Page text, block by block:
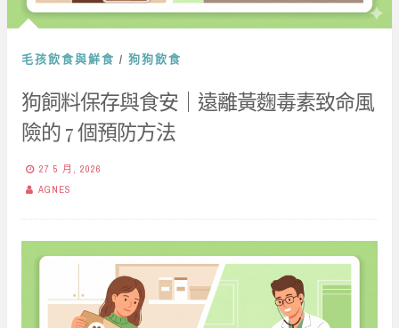
毛孩飲食與鮮食 / 狗狗飲食
狗飼料保存與食安｜遠離黃麴毒素致命風
險的 7 個預防方法
27 5 月, 2026
AGNES